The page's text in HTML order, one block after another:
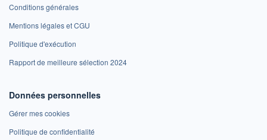
Conditions générales
Mentions légales et CGU
Politique d'exécution
Rapport de meilleure sélection 2024
Données personnelles
Gérer mes cookies
Politique de confidentialité